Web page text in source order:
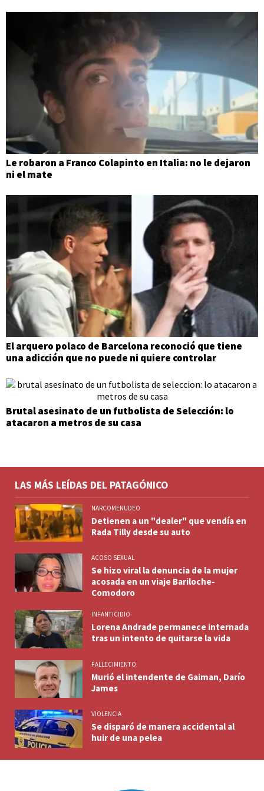
Le robaron a Franco Colapinto en Italia: no le dejaron
ni el mate
El arquero polaco de Barcelona reconoció que tiene
una adicción que no puede ni quiere controlar
Brutal asesinato de un futbolista de Selección: lo
atacaron a metros de su casa
LAS MÁS LEÍDAS DEL PATAGÓNICO
NARCOMENUDEO
Detienen a un "dealer" que vendía en
Rada Tilly desde su auto
ACOSO SEXUAL
Se hizo viral la denuncia de la mujer
acosada en un viaje Bariloche-
Comodoro
INFANTICIDIO
Lorena Andrade permanece internada
tras un intento de quitarse la vida
FALLECIMIENTO
Murió el intendente de Gaiman, Darío
James
VIOLENCIA
Se disparó de manera accidental al
huir de una pelea